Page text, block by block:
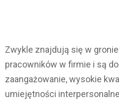
Zwykle znajdują się w
pracowników w firmie i są
zaangażowanie, wysokie
umiejętności